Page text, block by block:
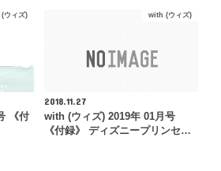
ウィズ)
《付
with (ウィズ)
2018.11.27
with (ウィズ) 2019年 01月号
《付録》 ディズニープリンセ…